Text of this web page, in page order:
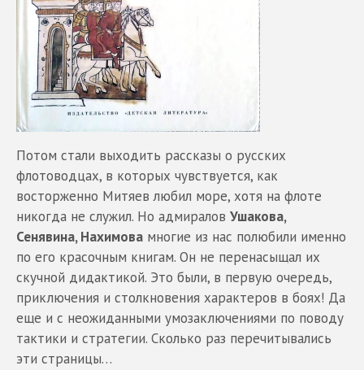
Потом стали выходить рассказы о русских
флотоводцах, в которых чувствуется, как
восторженно Митяев любил море, хотя на флоте
никогда не служил. Но адмиралов Ушакова,
Сенявина, Нахимова многие из нас полюбили именно
по его красочным книгам. Он не перенасыщал их
скучной дидактикой. Это были, в первую очередь,
приключения и столкновения характеров в боях! Да
еще и с неожиданными умозаключениями по поводу
тактики и стратегии. Сколько раз перечитывались
эти страницы…